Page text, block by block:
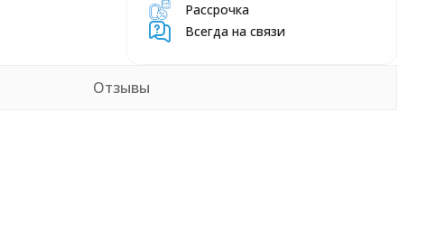
Рассрочка
Всегда на связи
Отзывы